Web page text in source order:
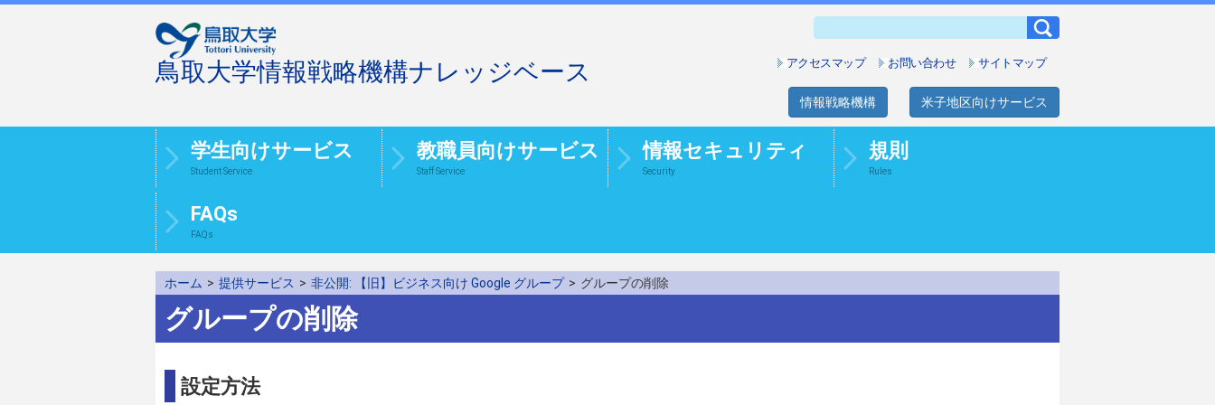
鳥取大学情報戦略機構ナレッジベース アクセスマップ お問い合わせ サイトマップ
情報戦略機構 米子地区向けサービス
学生向けサービス
Student Service
教職員向けサービス
Staff Service
情報セキュリティ
Security
規則
Rules
FAQs
FAQs
ホーム > 提供サービス > 非公開: 【旧】ビジネス向け Google グループ > グループの削除
グループの削除
設定方法